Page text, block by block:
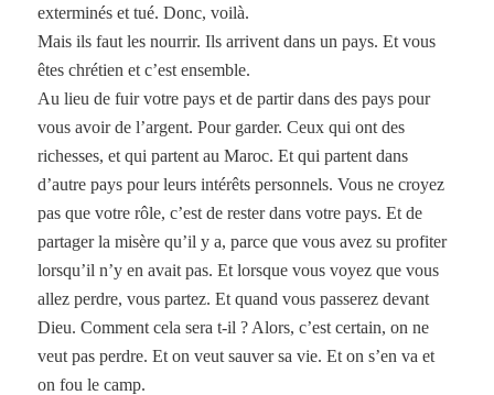
exterminés et tué. Donc, voilà.
Mais ils faut les nourrir. Ils arrivent dans un pays. Et vous
êtes chrétien et c’est ensemble.
Au lieu de fuir votre pays et de partir dans des pays pour
vous avoir de l’argent. Pour garder. Ceux qui ont des
richesses, et qui partent au Maroc. Et qui partent dans
d’autre pays pour leurs intérêts personnels. Vous ne croyez
pas que votre rôle, c’est de rester dans votre pays. Et de
partager la misère qu’il y a, parce que vous avez su profiter
lorsqu’il n’y en avait pas. Et lorsque vous voyez que vous
allez perdre, vous partez. Et quand vous passerez devant
Dieu. Comment cela sera t-il ? Alors, c’est certain, on ne
veut pas perdre. Et on veut sauver sa vie. Et on s’en va et
on fou le camp.